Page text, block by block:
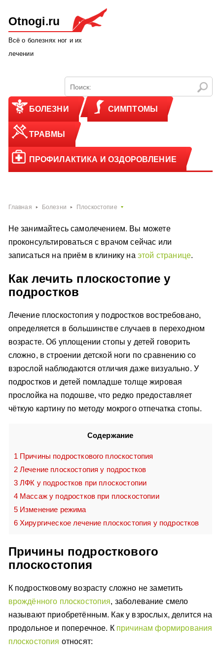
Otnogi.ru
Всё о болезнях ног и их
лечении
БОЛЕЗНИ СИМПТОМЫ
ТРАВМЫ
ПРОФИЛАКТИКА И ОЗДОРОВЛЕНИЕ
Главная Болезни Плоскостопие
Не занимайтесь самолечением. Вы можете
проконсультироваться с врачом сейчас или
записаться на приём в клинику на этой странице.
Как лечить плоскостопие у
подростков
Лечение плоскостопия у подростков востребовано,
определяется в большинстве случаев в переходном
возрасте. Об уплощении стопы у детей говорить
сложно, в строении детской ноги по сравнению со
взрослой наблюдаются отличия даже визуально. У
подростков и детей помладше толще жировая
прослойка на подошве, что редко предоставляет
чёткую картину по методу мокрого отпечатка стопы.
Содержание
1 Причины подросткового плоскостопия
2Лечение плоскостопия у подростков
3ЛФК у подростков при плоскостопии
4Массаж у подростков при плоскостопии
5Изменение режима
6Хирургическое лечение плоскостопия у подростков
Причины подросткового
плоскостопия
К подростковому возрасту сложно не заметить
врождённого плоскостопия, заболевание смело
называют приобретённым. Как у взрослых, делится на
продольное и поперечное. К причинам формирования
плоскостопия относят: